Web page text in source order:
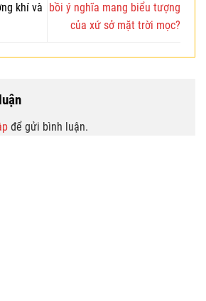
khí và bồi ý nghĩa mang biểu tượng
của xứ sở mặt trời mọc?
để gửi bình luận.